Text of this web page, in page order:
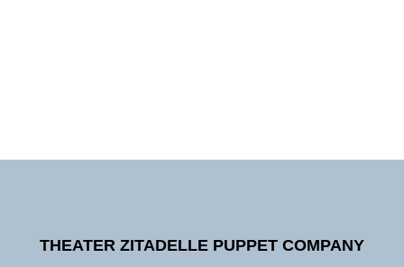
THEATER ZITADELLE PUPPET COMPANY